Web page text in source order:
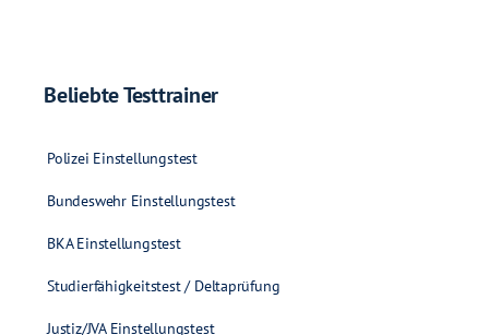
Beliebte Testtrainer
Polizei Einstellungstest
Bundeswehr Einstellungstest
BKA Einstellungstest
Studierfähigkeitstest / Deltaprüfung
Justiz/JVA Einstellungstest